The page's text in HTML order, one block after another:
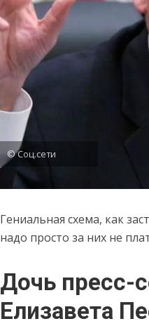
© Соц.сети
Гениальная схема, как
надо просто за них не
Дочь пресс-
Елизавета